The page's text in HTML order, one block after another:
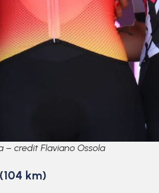
credit Flaviano Ossola
km)